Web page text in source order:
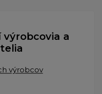
a
výrobcov